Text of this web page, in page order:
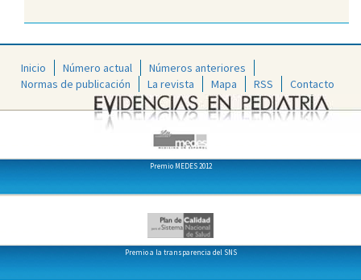
Inicio Número actual
Números anteriores
Normas de publicación
La revista Mapa RSS Contacto
Premio MEDES 2012
Premio a la transparencia del SNS